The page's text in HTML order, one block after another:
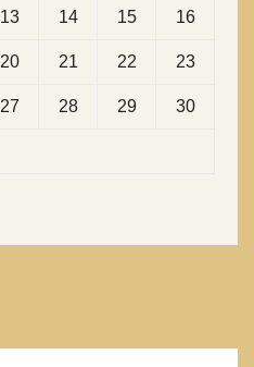
13 14 15 16
20 21 22 23
27 28 29 30